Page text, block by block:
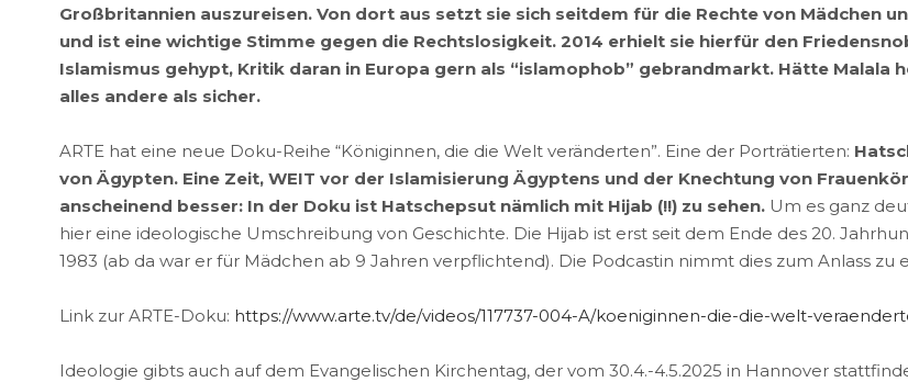
Großbritannien auszureisen. Von dort aus setzt sie sich seitdem für die Rechte von Mädchen
und ist eine wichtige Stimme gegen die Rechtslosigkeit. 2014 erhielt sie hierfür den
Islamismus gehypt, Kritik daran in Europa gern als “islamophob” gebrandmarkt. Hätte Malala
alles andere als sicher.
ARTE hat eine neue Doku-Reihe “Königinnen, die die Welt veränderten”. Eine der Porträtierten:
von Ägypten. Eine Zeit, WEIT vor der Islamisierung Ägyptens und der Knechtung von
anscheinend besser: In der Doku ist Hatschepsut nämlich mit Hijab (!!) zu sehen.Um es ganz
hier eine ideologische Umschreibung von Geschichte. Die Hijab ist erst seit dem Ende des 20.
1983 (ab da war er für Mädchen ab 9 Jahren verpflichtend). Die Podcastin nimmt dies zum Anlass
Link zur ARTE-Doku: https://www.arte.tv/de/videos/117737-004-A/koeniginnen-die-die-welt-
Ideologie gibts auch auf dem Evangelischen Kirchentag, der vom 30.4.-4.5.2025 in Hannover